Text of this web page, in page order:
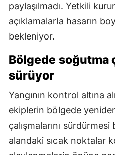
paylaşılmadı. Yetkili
açıklamalarla hasarın
bekleniyor.
Bölgede soğutma
sürüyor
Yangının kontrol altına
ekiplerin bölgede
çalışmalarını
alandaki sıcak noktalar